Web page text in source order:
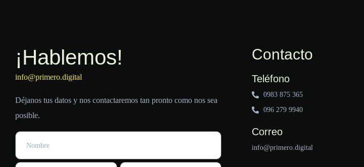
¡Hablemos!
info@primero.digital
Déjanos tus datos y nos contactaremos tan pronto como nos sea
posible.
Contacto
Teléfono
0983 875 365
096 279 9940
Correo
info@primero.digital